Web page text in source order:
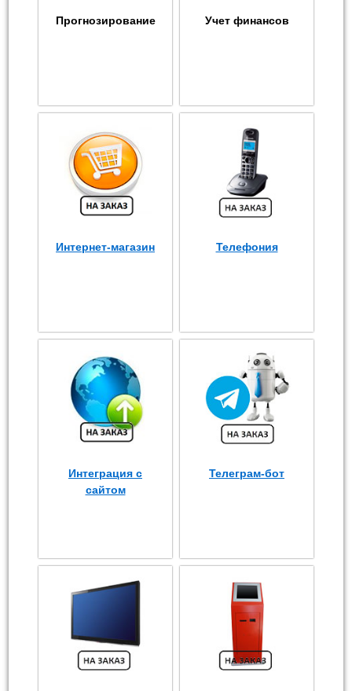
Прогнозирование Учет финансов
Интернет-магазин Телефония
Интеграция с
сайтом
Телеграм-бот